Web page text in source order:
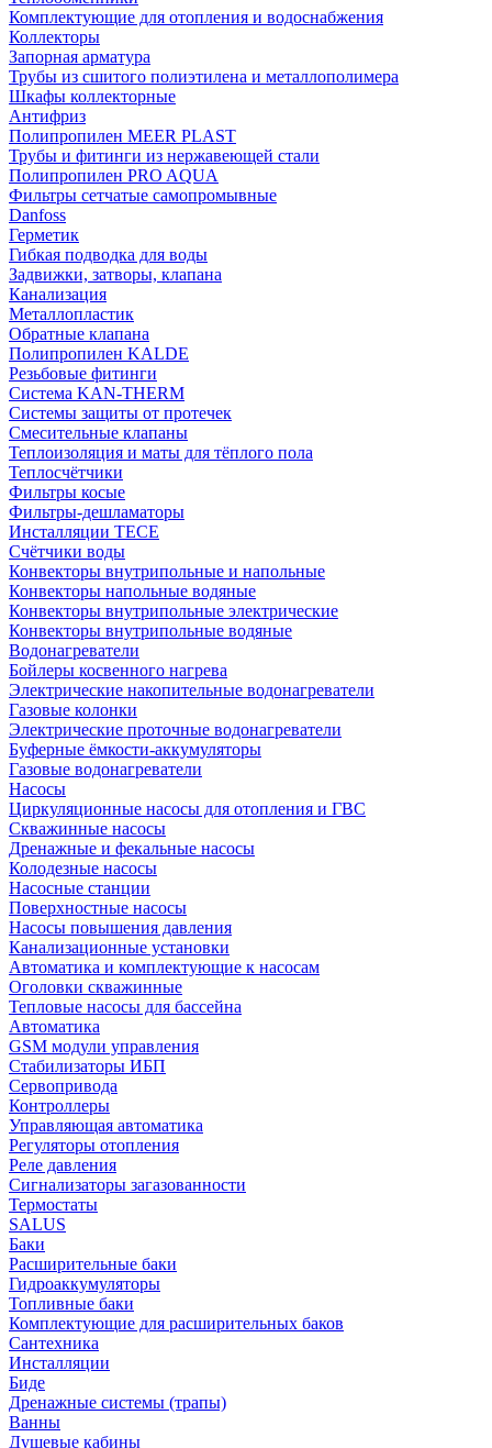
Комплектующие для отопления и водоснабжения
Коллекторы
Запорная арматура
Трубы из сшитого полиэтилена и металлополимера
Шкафы коллекторные
Антифриз
Полипропилен MEER PLAST
Трубы и фитинги из нержавеющей стали
Полипропилен PRO AQUA
Фильтры сетчатые самопромывные
Danfoss
Герметик
Гибкая подводка для воды
Задвижки, затворы, клапана
Канализация
Металлопластик
Обратные клапана
Полипропилен KALDE
Резьбовые фитинги
Система KAN-THERM
Системы защиты от протечек
Смесительные клапаны
Теплоизоляция и маты для тёплого пола
Теплосчётчики
Фильтры косые
Фильтры-дешламаторы
Инсталляции TECE
Счётчики воды
Конвекторы внутрипольные и напольные
Конвекторы напольные водяные
Конвекторы внутрипольные электрические
Конвекторы внутрипольные водяные
Водонагреватели
Бойлеры косвенного нагрева
Электрические накопительные водонагреватели
Газовые колонки
Электрические проточные водонагреватели
Буферные ёмкости-аккумуляторы
Газовые водонагреватели
Насосы
Циркуляционные насосы для отопления и ГВС
Скважинные насосы
Дренажные и фекальные насосы
Колодезные насосы
Насосные станции
Поверхностные насосы
Насосы повышения давления
Канализационные установки
Автоматика и комплектующие к насосам
Оголовки скважинные
Тепловые насосы для бассейна
Автоматика
GSM модули управления
Стабилизаторы ИБП
Сервопривода
Контроллеры
Управляющая автоматика
Регуляторы отопления
Реле давления
Сигнализаторы загазованности
Термостаты
SALUS
Баки
Расширительные баки
Гидроаккумуляторы
Топливные баки
Комплектующие для расширительных баков
Сантехника
Инсталляции
Биде
Дренажные системы (трапы)
Ванны
Душевые кабины